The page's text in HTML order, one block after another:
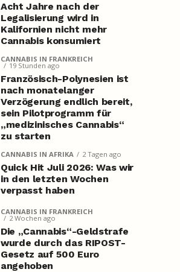
Acht Jahre nach der
Legalisierung wird in
Kalifornien nicht mehr
Cannabis konsumiert
CANNABIS IN FRANKREICH
19 Stunden ago
Französisch-Polynesien ist
nach monatelanger
Verzögerung endlich bereit,
sein Pilotprogramm für
„medizinisches Cannabis“
zu starten
CANNABIS IN AFRIKA 2 Tagen ago
Quick Hit Juli 2026: Was wir
in den letzten Wochen
verpasst haben
CANNABIS IN FRANKREICH
2 Wochen ago
Die „Cannabis“-Geldstrafe
wurde durch das RIPOST-
Gesetz auf 500 Euro
angehoben